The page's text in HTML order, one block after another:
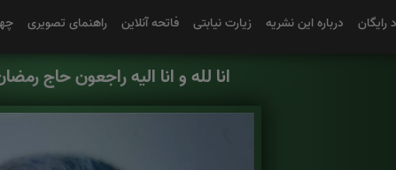
رایگان درباره این نشریه زیارت نیابتی فاتحه آنلاین راهنمای تصویری
انا لله و انا الیه راجعون حاج